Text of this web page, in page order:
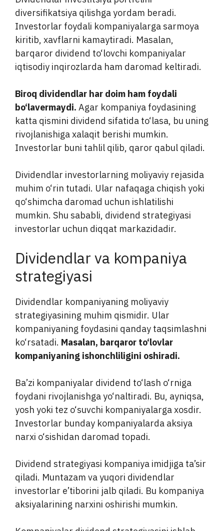
diversifikatsiya qilishga yordam beradi.
Investorlar foydali kompaniyalarga sarmoya
kiritib, xavflarni kamaytiradi. Masalan,
barqaror dividend to‘lovchi kompaniyalar
iqtisodiy inqirozlarda ham daromad keltiradi.
Biroq dividendlar har doim ham foydali
bo‘lavermaydi. Agar kompaniya foydasining
katta qismini dividend sifatida to‘lasa, bu uning
rivojlanishiga xalaqit berishi mumkin.
Investorlar buni tahlil qilib, qaror qabul qiladi.
Dividendlar investorlarning moliyaviy rejasida
muhim o‘rin tutadi. Ular nafaqaga chiqish yoki
qo‘shimcha daromad uchun ishlatilishi
mumkin. Shu sababli, dividend strategiyasi
investorlar uchun diqqat markazidadir.
Dividendlar va kompaniya
strategiyasi
Dividendlar kompaniyaning moliyaviy
strategiyasining muhim qismidir. Ular
kompaniyaning foydasini qanday taqsimlashni
ko‘rsatadi. Masalan, barqaror to‘lovlar
kompaniyaning ishonchliligini oshiradi.
Ba’zi kompaniyalar dividend to‘lash o‘rniga
foydani rivojlanishga yo‘naltiradi. Bu, ayniqsa,
yosh yoki tez o‘suvchi kompaniyalarga xosdir.
Investorlar bunday kompaniyalarda aksiya
narxi o‘sishidan daromad topadi.
Dividend strategiyasi kompaniya imidjiga ta’sir
qiladi. Muntazam va yuqori dividendlar
investorlar e’tiborini jalb qiladi. Bu kompaniya
aksiyalarining narxini oshirishi mumkin.